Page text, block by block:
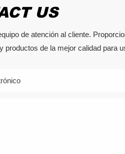
US
de atención al cliente.
productos de la mejor calidad para